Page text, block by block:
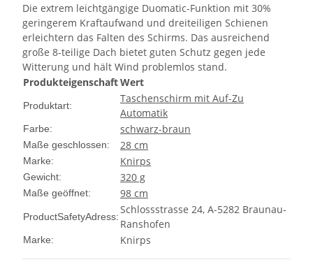
Die extrem leichtgängige Duomatic-Funktion mit 30%
geringerem Kraftaufwand und dreiteiligen Schienen
erleichtern das Falten des Schirms. Das ausreichend
große 8-teilige Dach bietet guten Schutz gegen jede
Witterung und hält Wind problemlos stand.
ProdukteigenschaftWert
Produktart:
Taschenschirm mit Auf-Zu
Automatik
Farbe: schwarz-braun
Maße geschlossen: 28 cm
Marke: Knirps
Gewicht: 320 g
Maße geöffnet: 98 cm
ProductSafetyAdress:
Schlossstrasse 24, A-5282 Braunau-
Ranshofen
Marke: Knirps